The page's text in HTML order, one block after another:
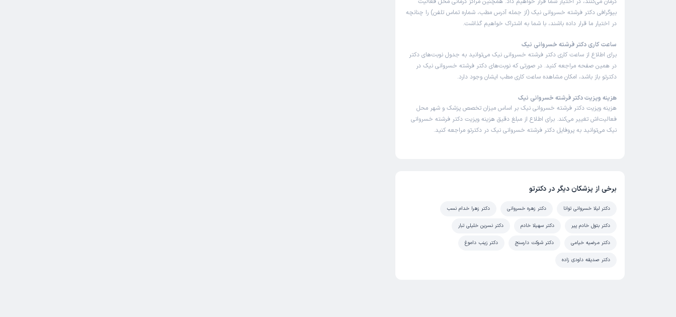
بیوگرافی دکتر فرشته خسروانی نیک (از جمله آدرس مطب، شماره تماس تلفن) را چنانچه
در اختیار ما قرار داده باشند، با شما به اشتراک خواهیم گذاشت.
ساعت کاری دکتر فرشته خسروانی نیک
برای اطلاع از ساعت کاری دکتر فرشته خسروانی نیک می‌توانید به جدول نوبت‌های دکتر
در همین صفحه مراجعه کنید. در صورتی که نوبت‌های دکتر فرشته خسروانی نیک در
دکترتو باز باشد، امکان مشاهده ساعت کاری مطب ایشان وجود دارد.
هزینه ویزیت دکتر فرشته خسروانی نیک
هزینه ویزیت دکتر فرشته خسروانی نیک بر اساس میزان تخصص پزشک و شهر محل
فعالیت‌اش تغییر می‌کند. برای اطلاع از مبلغ دقیق هزینه ویزیت دکتر فرشته خسروانی
نیک می‌توانید به پروفایل دکتر فرشته خسروانی نیک در دکترتو مراجعه کنید.
برخی از پزشکان دیگر در دکترتو
دکتر لیلا خسروانی توانا دکتر زهره خسروانی دکتر زهرا خدام نسب
دکتر بتول خادم پیر دکتر سهیلا خادم دکتر نسرین خلیلی تبار
دکتر مرضیه خیامی دکتر شوکت دارسنج دکتر زینب داموغ
دکتر صدیقه داودی زاده